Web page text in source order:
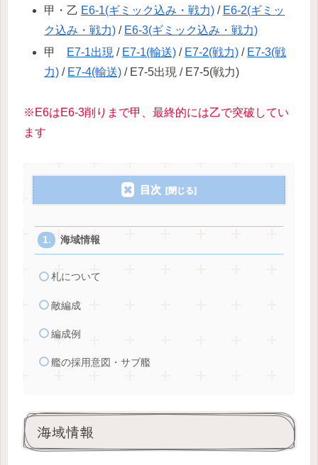
甲・乙 E6-1(ギミック込み・戦力) / E6-2(ギミッ
ク込み・戦力) / E6-3(ギミック込み・戦力)
甲
E7-1出現 / E7-1(輸送) / E7-2(戦力) / E7-3(戦
力) / E7-4(輸送) / E7-5出現 / E7-5(戦力)
※E6はE6-3削りまで甲、最終的には乙で突破してい
ます
目次
海域情報
札について
敵編成
編成例
艦の採用意図・サブ艦
海域情報